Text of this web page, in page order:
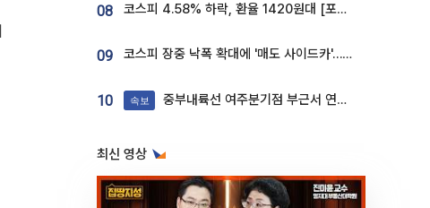
08 코스피 4.58% 하락, 환율 1420원대 [포토]
09 코스피 장중 낙폭 확대에 '매도 사이드카'…외인 2.8조'팔자'· 개인 3.1조 '사자'
10 속보 중부내륙선 여주분기점 부근서 연이은 추돌사고 발생
최신 영상